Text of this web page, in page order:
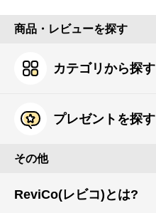
商品・レビューを探す
カテゴリから探す
プレゼントを探す
その他
ReviCo(レビコ)とは?